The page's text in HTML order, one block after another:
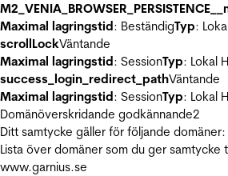
Maximal lagringstid: BeständigTyp:
scrollLockVäntande
Maximal lagringstid: SessionTyp: Lokal
success_login_redirect_pathVäntande
Maximal lagringstid: SessionTyp: Lokal
Domänöverskridande godkännande2
Ditt samtycke gäller för följande domäner:
Lista över domäner som du ger samtycke
www.garnius.se